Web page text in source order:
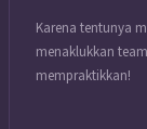
Karena tentunya
menaklukkan
mempraktikkan!